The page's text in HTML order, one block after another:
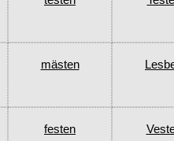
mästen
festen